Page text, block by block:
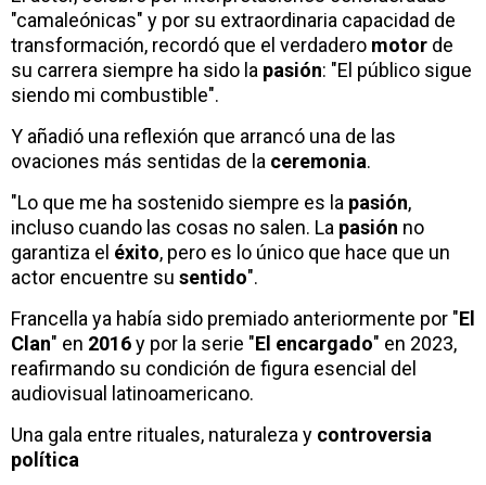
"camaleónicas" y por su extraordinaria capacidad de
transformación, recordó que el verdadero motor de
su carrera siempre ha sido la pasión: "El público sigue
siendo mi combustible".
Y añadió una reflexión que arrancó una de las
ovaciones más sentidas de la ceremonia.
"Lo que me ha sostenido siempre es la pasión,
incluso cuando las cosas no salen. La pasión no
garantiza el éxito, pero es lo único que hace que un
actor encuentre su sentido".
Francella ya había sido premiado anteriormente por "El
Clan" en 2016y por la serie "El encargado" en 2023,
reafirmando su condición de figura esencial del
audiovisual latinoamericano.
Una gala entre rituales, naturaleza y controversia
política